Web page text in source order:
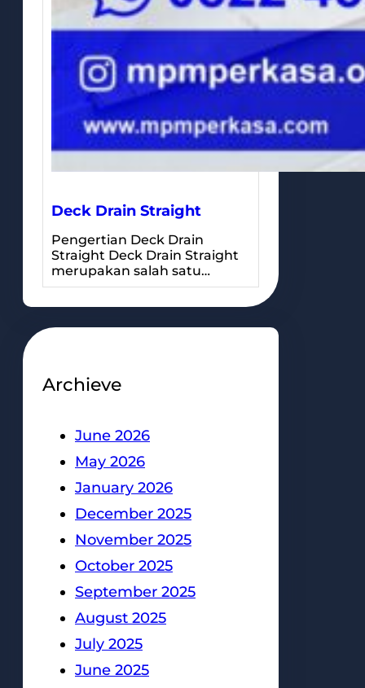
Deck Drain Straight
Pengertian Deck Drain
Straight Deck Drain Straight
merupakan salah satu…
Archieve
June 2026
May 2026
January 2026
December 2025
November 2025
October 2025
September 2025
August 2025
July 2025
June 2025